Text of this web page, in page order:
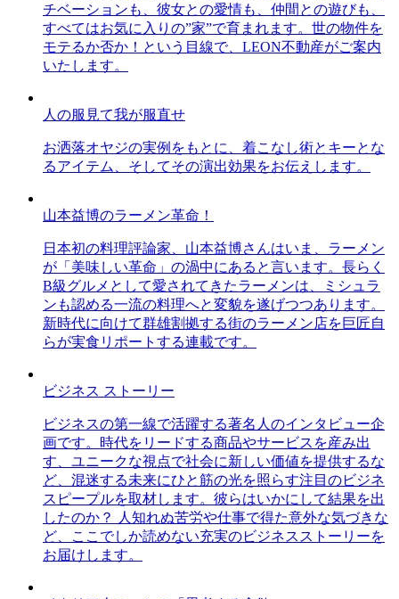
チベーションも、彼女との愛情も、仲間との遊びも、
すべてはお気に入りの”家”で育まれます。世の物件を
モテるか否か！という目線で、LEON不動産がご案内
いたします。
人の服見て我が服直せ
お洒落オヤジの実例をもとに、着こなし術とキーとな
るアイテム、そしてその演出効果をお伝えします。
山本益博のラーメン革命！
日本初の料理評論家、山本益博さんはいま、ラーメン
が「美味しい革命」の渦中にあると言います。長らく
B級グルメとして愛されてきたラーメンは、ミシュラ
ンも認める一流の料理へと変貌を遂げつつあります。
新時代に向けて群雄割拠する街のラーメン店を巨匠自
らが実食リポートする連載です。
ビジネス ストーリー
ビジネスの第一線で活躍する著名人のインタビュー企
画です。時代をリードする商品やサービスを産み出
す、ユニークな視点で社会に新しい価値を提供するな
ど、混迷する未来にひと筋の光を照らす注目のビジネ
スピープルを取材します。彼らはいかにして結果を出
したのか？ 人知れぬ苦労や仕事で得た意外な気づきな
ど、ここでしか読めない充実のビジネスストーリーを
お届けします。